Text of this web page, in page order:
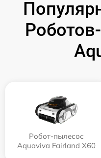
Робот-пылесос
Aquaviva Fairland X60